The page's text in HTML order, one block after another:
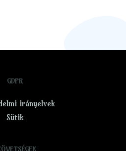
GDPR
irányelvek
Sütik